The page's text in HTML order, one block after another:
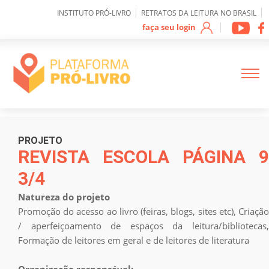
INSTITUTO PRÓ-LIVRO | RETRATOS DA LEITURA NO BRASIL |
faça seu login |
Sobre IPL
Mapeamento de
Projetos
PROJETO
REVISTA ESCOLA PÁGINA 9
3/4
Natureza do projeto
Promoção do acesso ao livro (feiras, blogs, sites etc), Criação
/ aperfeiçoamento de espaços da leitura/bibliotecas,
Formação de leitores em geral e de leitores de literatura